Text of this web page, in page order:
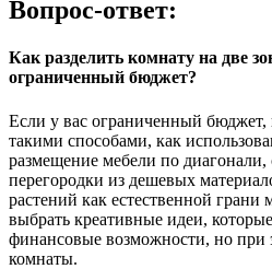
Вопрос-ответ:
Как разделить комнату на две
ограниченный бюджет?
Если у вас ограниченный бюджет,
такими способами, как
размещение мебели по диагонали,
перегородки из дешевых
растений как естественной
выбрать креативные идеи,
финансовые возможности, но при
комнаты.